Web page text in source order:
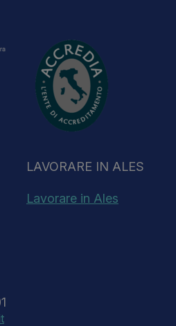
LAVORARE IN ALES
Lavorare in Ales